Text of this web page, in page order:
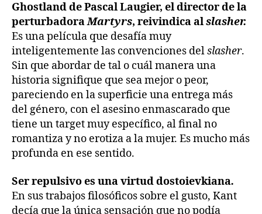
Ghostland de Pascal Laugier, el director de la
perturbadoraMartyrs, reivindica alslasher.
Es una película que desafía muy
inteligentemente las convenciones delslasher.
Sin que abordar de tal o cuál manera una
historia signifique que sea mejor o peor,
pareciendo en la superficie una entrega más
del género, con el asesino enmascarado que
tiene un target muy específico, al final no
romantiza y no erotiza a la mujer. Es mucho más
profunda en ese sentido.
Ser repulsivo es una virtud dostoievkiana.
En sus trabajos filosóficos sobre el gusto, Kant
decía que la única sensación que no podía